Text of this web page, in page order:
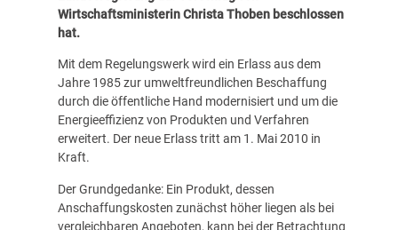
Wirtschaftsministerin Christa Thoben beschlossen
hat.
Mit dem Regelungswerk wird ein Erlass aus dem
Jahre 1985 zur umweltfreundlichen Beschaffung
durch die öffentliche Hand modernisiert und um die
Energieeffizienz von Produkten und Verfahren
erweitert. Der neue Erlass tritt am 1. Mai 2010 in
Kraft.
Der Grundgedanke: Ein Produkt, dessen
Anschaffungskosten zunächst höher liegen als bei
vergleichbaren Angeboten, kann bei der Betrachtung